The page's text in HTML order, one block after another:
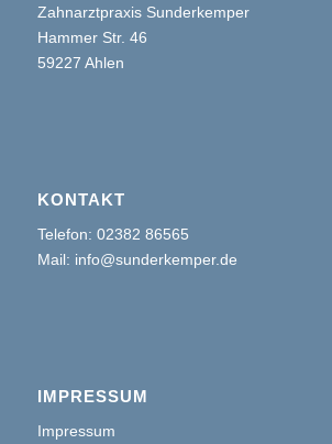
Zahnarztpraxis Sunderkemper
Hammer Str. 46
59227 Ahlen
KONTAKT
Telefon: 02382 86565
Mail: info@sunderkemper.de
IMPRESSUM
Impressum